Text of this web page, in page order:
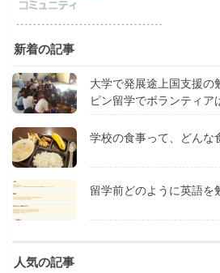
新着の記事
大学で発展途上国支援の
ピン留学でボランティア
学校の食事って、どんな
留学前どのように英語を
人気の記事